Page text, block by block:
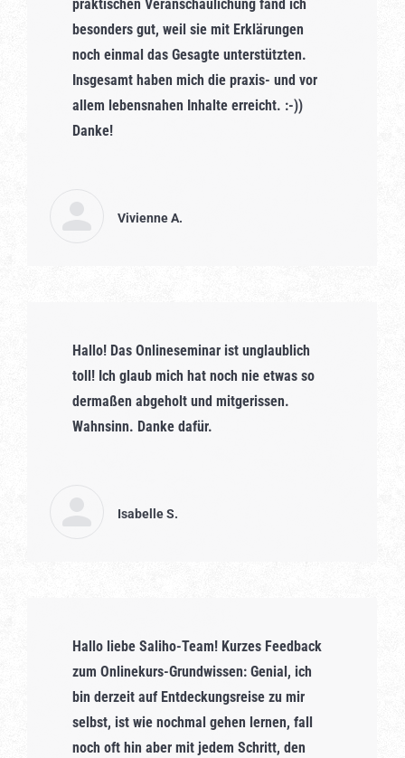
praktischen Veranschaulichung fand ich
besonders gut, weil sie mit Erklärungen
noch einmal das Gesagte unterstützten.
Insgesamt haben mich die praxis- und vor
allem lebensnahen Inhalte erreicht. :-))
Danke!
Vivienne A.
Hallo! Das Onlineseminar ist unglaublich
toll! Ich glaub mich hat noch nie etwas so
dermaßen abgeholt und mitgerissen.
Wahnsinn. Danke dafür.
Isabelle S.
Hallo liebe Saliho-Team! Kurzes Feedback
zum Onlinekurs-Grundwissen: Genial, ich
bin derzeit auf Entdeckungsreise zu mir
selbst, ist wie nochmal gehen lernen, fall
noch oft hin aber mit jedem Schritt, den